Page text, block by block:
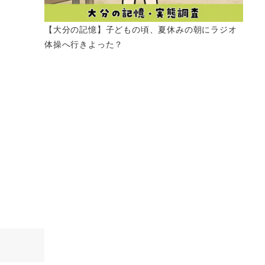
【大分の記憶】子どもの頃、夏休みの朝にラジオ
体操へ行きよった？